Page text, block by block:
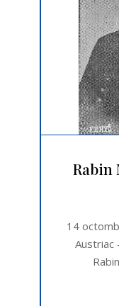
Rabin
14
Austriac